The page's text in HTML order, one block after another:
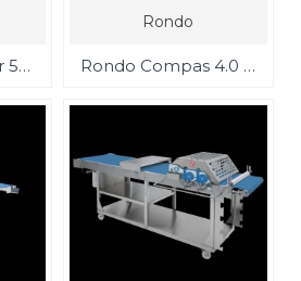
Rondo Rondostar 5000 Bilgisayarlı tam otomatik hamur açma makinası
Rondo
Rondo Compas 4.0 Bilgisayarlı Hamur Açma Makinası